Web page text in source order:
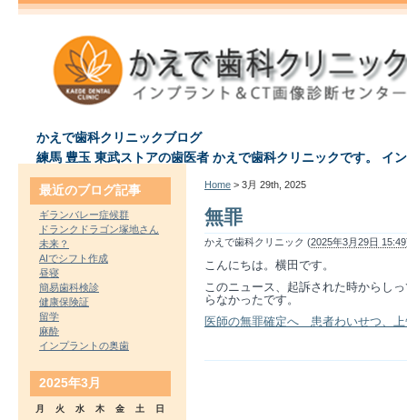
かえで歯科クリニックブログ
練馬 豊玉 東武ストアの歯医者 かえで歯科クリニックです。 イ
Home > 3月 29th, 2025
無罪
かえで歯科クリニック (2025年3月29日 15:49
こんにちは。横田です。
このニュース、起訴された時からし
らなかったです。
医師の無罪確定へ 患者わいせつ、
最近のブログ記事
ギランバレー症候群
ドランクドラゴン塚地さん
未来？
AIでシフト作成
昼寝
簡易歯科検診
健康保険証
留学
麻酔
インプラントの奥歯
2025年3月
月 火 水 木 金 土
日